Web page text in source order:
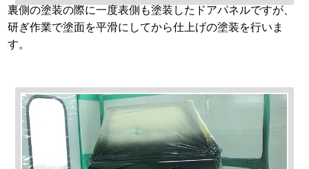
裏側の塗装の際に一度表側も塗装したドアパネルですが、
研ぎ作業で塗面を平滑にしてから仕上げの塗装を行いま
す。